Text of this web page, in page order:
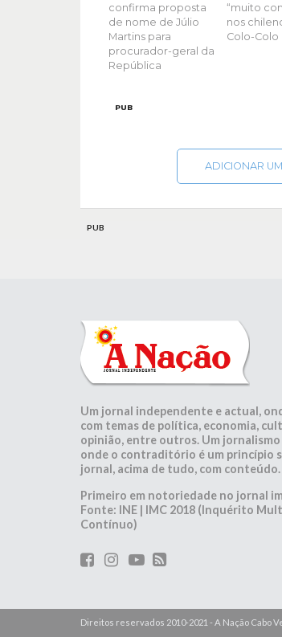
confirma proposta
de nome de Júlio
Martins para
procurador-geral da
República
“muito
nos
Colo-Colo
PUB
ADICIONAR
PUB
Um jornal independente e actual,
com temas de política, economia,
opinião, entre outros. Um
onde o contraditório é um princípio
jornal, acima de tudo, com conteúdo.
Primeiro em notoriedade no jornal
Fonte: INE | IMC 2018 (Inquérito
Contínuo)
Direitos reservados 2010-2021 - A Nação Cabo